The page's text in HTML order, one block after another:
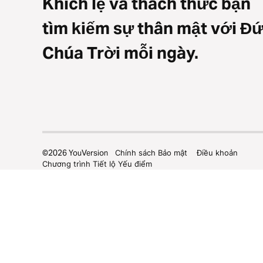
tìm kiếm sự thân mật với
Chúa Trời mỗi ngày.
©2026YouVersion Chính sách Bảo mật
Điều khoản
Chương trình Tiết lộ Yếu điểm